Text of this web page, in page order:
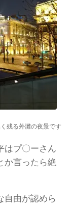
残る外灘の夜景です
はプ〇ーさん
か言ったら絶
自由が認めら